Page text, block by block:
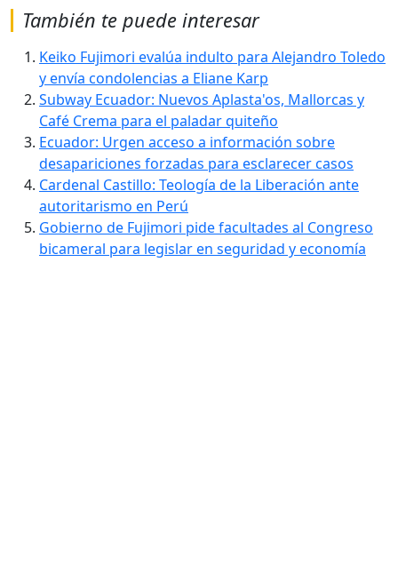
También te puede interesar
Keiko Fujimori evalúa indulto para Alejandro Toledo
y envía condolencias a Eliane Karp
Subway Ecuador: Nuevos Aplasta'os, Mallorcas y
Café Crema para el paladar quiteño
Ecuador: Urgen acceso a información sobre
desapariciones forzadas para esclarecer casos
Cardenal Castillo: Teología de la Liberación ante
autoritarismo en Perú
Gobierno de Fujimori pide facultades al Congreso
bicameral para legislar en seguridad y economía